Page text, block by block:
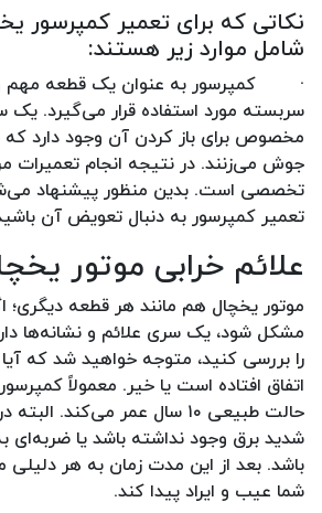
نکاتی که برای تعمیر کمپرسور
شامل موارد زیر هستند:
· کمپرسور به عنوان یک قطعه
سربسته مورد استفاده قرار می‌گیرد.
مخصوص برای باز کردن آن وجود دارد که
جوش می‌زنند. در نتیجه انجام تعمیرات
تخصصی است. بدین منظور پیشنهاد
تعمیر کمپرسور به دنبال تعویض آن
علائم خرابی موتور
موتور یخچال هم مانند هر قطعه دیگری؛
مشکل شود، یک سری علائم و نشانه‌ها
را بررسی کنید، متوجه خواهید شد که
اتفاق افتاده است یا خیر. معمولاً
حالت طبیعی ۱۰ سال عمر می‌کند.
شدید برق وجود نداشته باشد یا ضربه‌ای
باشد. بعد از این مدت زمان به هر
شما عیب و ایراد پیدا کند.